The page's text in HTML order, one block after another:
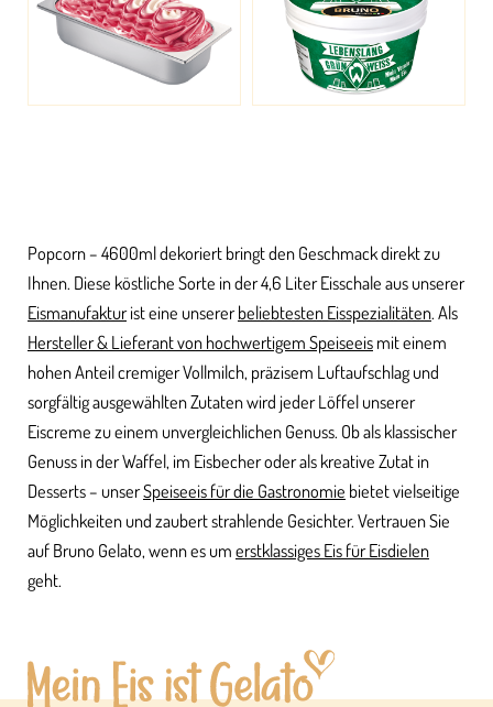
Popcorn – 4600ml dekoriert bringt den Geschmack direkt zu
Ihnen. Diese köstliche Sorte in der 4,6 Liter Eisschale aus unserer
Eismanufakturist eine unsererbeliebtesten Eisspezialitäten. Als
Hersteller & Lieferant von hochwertigem Speiseeismit einem
hohen Anteil cremiger Vollmilch, präzisem Luftaufschlag und
sorgfältig ausgewählten Zutaten wird jeder Löffel unserer
Eiscreme zu einem unvergleichlichen Genuss. Ob als klassischer
Genuss in der Waffel, im Eisbecher oder als kreative Zutat in
Desserts – unserSpeiseeis für die Gastronomie bietet vielseitige
Möglichkeiten und zaubert strahlende Gesichter. Vertrauen Sie
auf Bruno Gelato, wenn es umerstklassiges Eis für Eisdielen
geht.